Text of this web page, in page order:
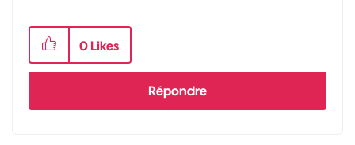
0 Likes
Répondre